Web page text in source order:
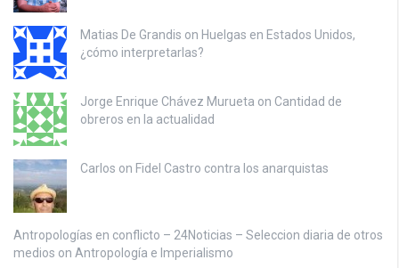
Matias De Grandis on Huelgas en Estados Unidos,
¿cómo interpretarlas?
Jorge Enrique Chávez Murueta on Cantidad de
obreros en la actualidad
Carlos on Fidel Castro contra los anarquistas
Antropologías en conflicto – 24Noticias – Seleccion diaria de otros
medios on Antropología e Imperialismo